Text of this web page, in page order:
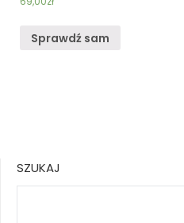
Sprawdź sam
SZUKAJ